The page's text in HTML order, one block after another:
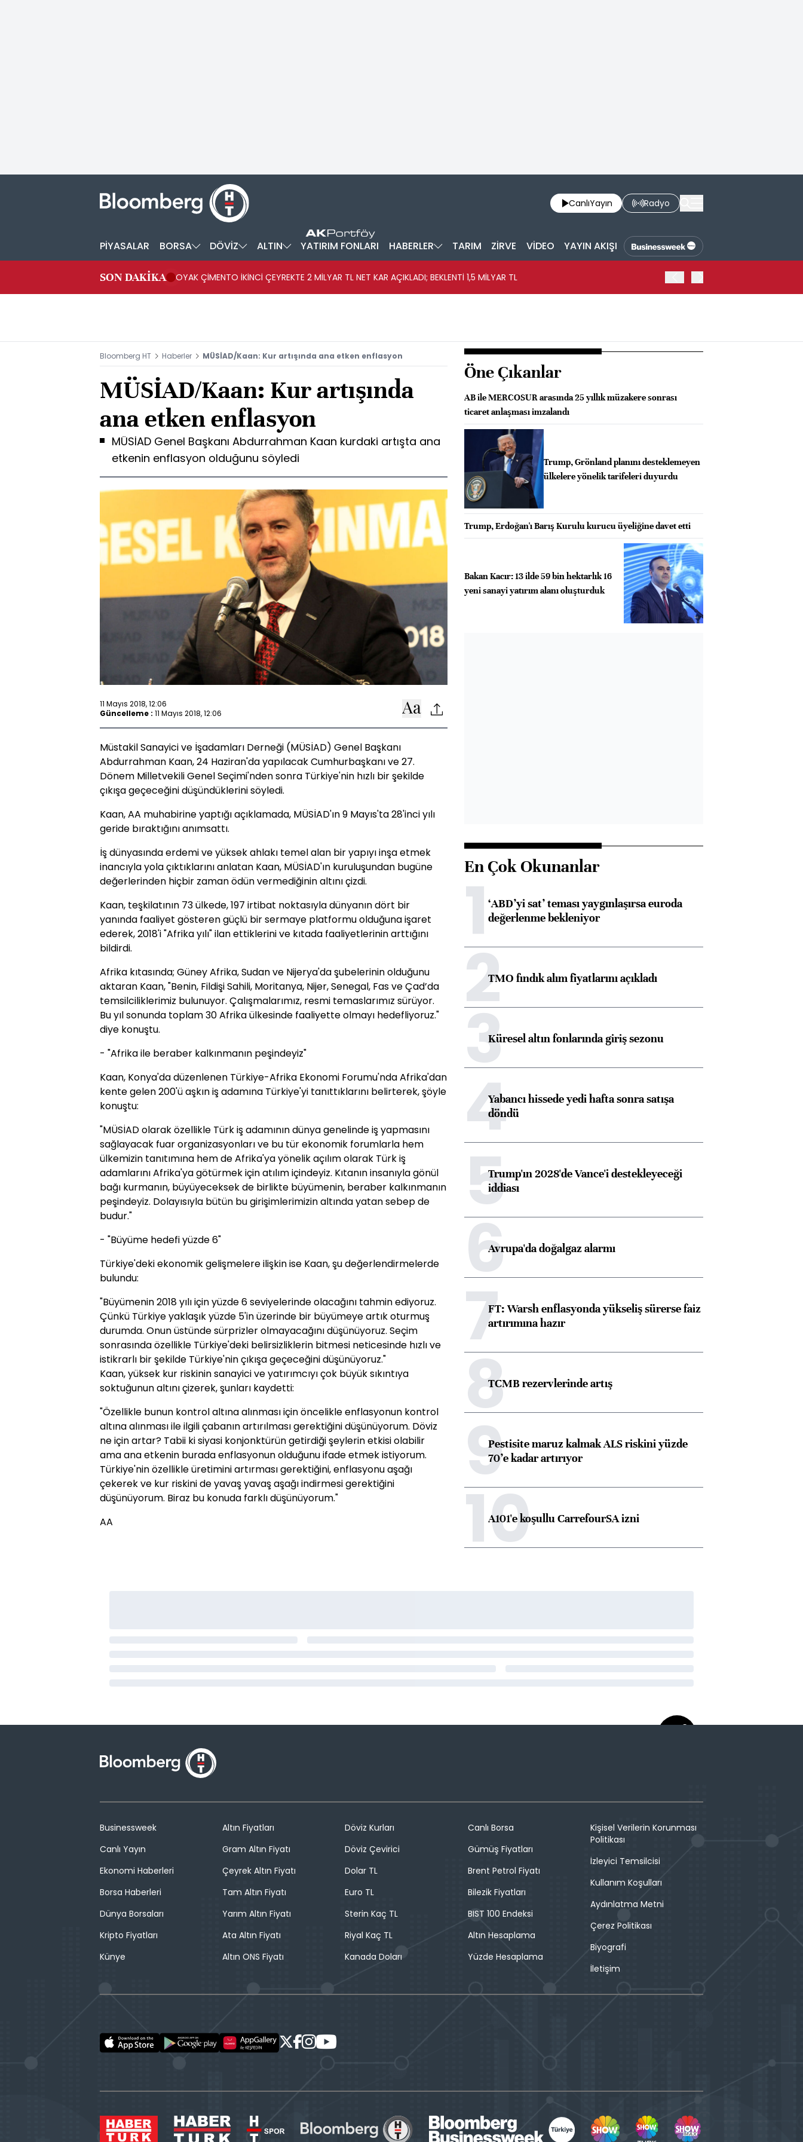
CanlıYayın Radyo
PİYASALAR BORSA DÖVİZ ALTIN YATIRIM FONLARI HABERLER TARIM ZİRVE VİDEO YAYIN AKIŞI
SON DAKİKA OYAK ÇİMENTO İKİNCİ ÇEYREKTE 2 MİLYAR TL NET KAR AÇIKLADI; BEKLENTİ 1,5 MİLYAR TL
Bloomberg HT Haberler MÜSİAD/Kaan: Kur artışında ana etken enflasyon
MÜSİAD/Kaan: Kur artışında
ana etken enflasyon
MÜSİAD Genel Başkanı Abdurrahman Kaan kurdaki artışta ana
etkenin enflasyon olduğunu söyledi
11 Mayıs 2018, 12:06
Güncelleme : 11 Mayıs 2018, 12:06
Müstakil Sanayici ve İşadamları Derneği (MÜSİAD) Genel Başkanı
Abdurrahman Kaan, 24 Haziran'da yapılacak Cumhurbaşkanı ve 27.
Dönem Milletvekili Genel Seçimi'nden sonra Türkiye'nin hızlı bir şekilde
çıkışa geçeceğini düşündüklerini söyledi.
Kaan, AA muhabirine yaptığı açıklamada, MÜSİAD'ın 9 Mayıs'ta 28'inci yılı
geride bıraktığını anımsattı.
İş dünyasında erdemi ve yüksek ahlakı temel alan bir yapıyı inşa etmek
inancıyla yola çıktıklarını anlatan Kaan, MÜSİAD'ın kuruluşundan bugüne
değerlerinden hiçbir zaman ödün vermediğinin altını çizdi.
Kaan, teşkilatının 73 ülkede, 197 irtibat noktasıyla dünyanın dört bir
yanında faaliyet gösteren güçlü bir sermaye platformu olduğuna işaret
ederek, 2018'i "Afrika yılı" ilan ettiklerini ve kıtada faaliyetlerinin arttığını
bildirdi.
Afrika kıtasında; Güney Afrika, Sudan ve Nijerya'da şubelerinin olduğunu
aktaran Kaan, "Benin, Fildişi Sahili, Moritanya, Nijer, Senegal, Fas ve Çad’da
temsilciliklerimiz bulunuyor. Çalışmalarımız, resmi temaslarımız sürüyor.
Bu yıl sonunda toplam 30 Afrika ülkesinde faaliyette olmayı hedefliyoruz."
diye konuştu.
- "Afrika ile beraber kalkınmanın peşindeyiz"
Kaan, Konya'da düzenlenen Türkiye-Afrika Ekonomi Forumu'nda Afrika'dan
kente gelen 200'ü aşkın iş adamına Türkiye'yi tanıttıklarını belirterek, şöyle
konuştu:
"MÜSİAD olarak özellikle Türk iş adamının dünya genelinde iş yapmasını
sağlayacak fuar organizasyonları ve bu tür ekonomik forumlarla hem
ülkemizin tanıtımına hem de Afrika'ya yönelik açılım olarak Türk iş
adamlarını Afrika'ya götürmek için atılım içindeyiz. Kıtanın insanıyla gönül
bağı kurmanın, büyüyeceksek de birlikte büyümenin, beraber kalkınmanın
peşindeyiz. Dolayısıyla bütün bu girişimlerimizin altında yatan sebep de
budur."
- "Büyüme hedefi yüzde 6"
Türkiye'deki ekonomik gelişmelere ilişkin ise Kaan, şu değerlendirmelerde
bulundu:
"Büyümenin 2018 yılı için yüzde 6 seviyelerinde olacağını tahmin ediyoruz.
Çünkü Türkiye yaklaşık yüzde 5'in üzerinde bir büyümeye artık oturmuş
durumda. Onun üstünde sürprizler olmayacağını düşünüyoruz. Seçim
sonrasında özellikle Türkiye'deki belirsizliklerin bitmesi neticesinde hızlı ve
istikrarlı bir şekilde Türkiye'nin çıkışa geçeceğini düşünüyoruz."
Kaan, yüksek kur riskinin sanayici ve yatırımcıyı çok büyük sıkıntıya
soktuğunun altını çizerek, şunları kaydetti:
"Özellikle bunun kontrol altına alınması için öncelikle enflasyonun kontrol
altına alınması ile ilgili çabanın artırılması gerektiğini düşünüyorum. Döviz
ne için artar? Tabii ki siyasi konjonktürün getirdiği şeylerin etkisi olabilir
ama ana etkenin burada enflasyonun olduğunu ifade etmek istiyorum.
Türkiye'nin özellikle üretimini artırması gerektiğini, enflasyonu aşağı
çekerek ve kur riskini de yavaş yavaş aşağı indirmesi gerektiğini
düşünüyorum. Biraz bu konuda farklı düşünüyorum."
AA
Öne Çıkanlar
AB ile MERCOSUR arasında 25 yıllık müzakere sonrası
ticaret anlaşması imzalandı
Trump, Grönland planını desteklemeyen
ülkelere yönelik tarifeleri duyurdu
Trump, Erdoğan'ı Barış Kurulu kurucu üyeliğine davet etti
Bakan Kacır: 13 ilde 59 bin hektarlık 16
yeni sanayi yatırım alanı oluşturduk
En Çok Okunanlar
1‘ABD’yi sat’ teması yaygınlaşırsa euroda
değerlenme bekleniyor
2TMO fındık alım fiyatlarını açıkladı
3Küresel altın fonlarında giriş sezonu
4Yabancı hissede yedi hafta sonra satışa
döndü
5Trump'ın 2028'de Vance'i destekleyeceği
iddiası
6Avrupa'da doğalgaz alarmı
7FT: Warsh enflasyonda yükseliş sürerse faiz
artırımına hazır
8TCMB rezervlerinde artış
9Pestisite maruz kalmak ALS riskini yüzde
70’e kadar artırıyor
10
A101'e koşullu CarrefourSA izni
Businessweek
Canlı Yayın
Ekonomi Haberleri
Borsa Haberleri
Dünya Borsaları
Kripto Fiyatları
Künye
Altın Fiyatları
Gram Altın Fiyatı
Çeyrek Altın Fiyatı
Tam Altın Fiyatı
Yarım Altın Fiyatı
Ata Altın Fiyatı
Altın ONS Fiyatı
Döviz Kurları
Döviz Çevirici
Dolar TL
Euro TL
Sterin Kaç TL
Riyal Kaç TL
Kanada Doları
Canlı Borsa
Gümüş Fiyatları
Brent Petrol Fiyatı
Bilezik Fiyatları
BIST 100 Endeksi
Altın Hesaplama
Yüzde Hesaplama
Kişisel Verilerin Korunması
Politikası
İzleyici Temsilcisi
Kullanım Koşulları
Aydınlatma Metni
Çerez Politikası
Biyografi
İletişim